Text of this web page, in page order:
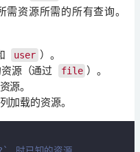
资源所需的所有查询。
user ）。
源（通过
file ）。
源。
加载的资源。